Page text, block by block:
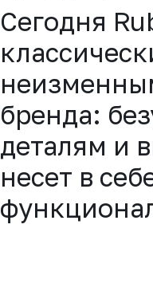
Сегодня
бренда:
деталям и
несет в